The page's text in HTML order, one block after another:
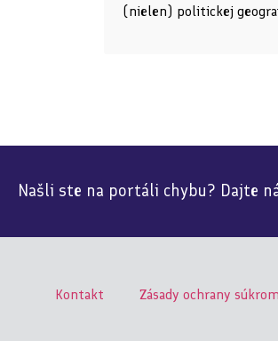
(nielen) politickej
Našli ste na portáli chybu? Dajte
Kontakt Zásady ochrany